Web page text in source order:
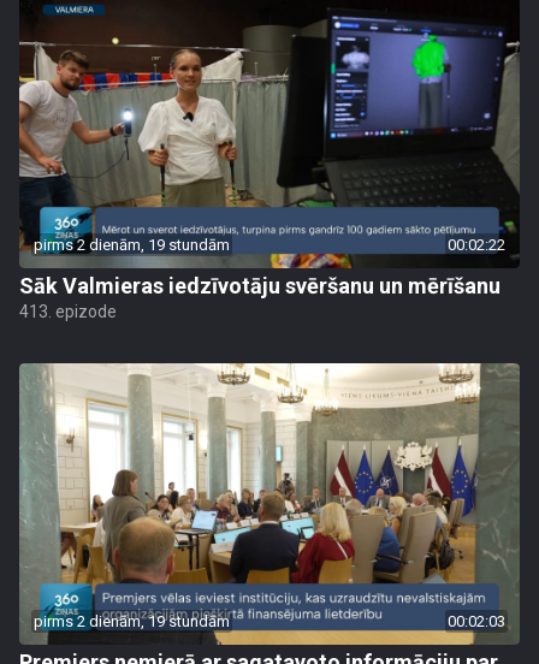
pirms 2 dienām, 19 stundām 00:02:22
Sāk Valmieras iedzīvotāju svēršanu un mērīšanu
413. epizode
pirms 2 dienām, 19 stundām 00:02:03